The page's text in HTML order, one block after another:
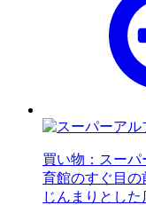
買い物：スーパ
育館のすぐ目の
じんまりとし